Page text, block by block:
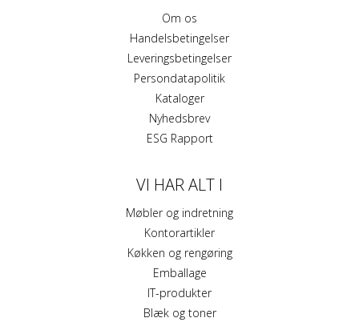
Om os
Handelsbetingelser
Leveringsbetingelser
Persondatapolitik
Kataloger
Nyhedsbrev
ESG Rapport
VI HAR ALT I
Møbler og indretning
Kontorartikler
Køkken og rengøring
Emballage
IT-produkter
Blæk og toner